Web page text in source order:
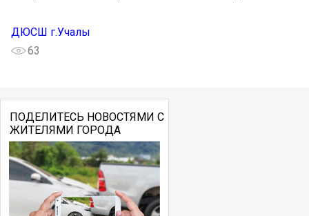
ДЮСШ г.Учалы
63
ПОДЕЛИТЕСЬ НОВОСТЯМИ С
ЖИТЕЛЯМИ ГОРОДА